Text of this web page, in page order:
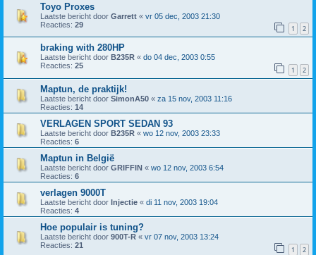
Toyo Proxes
Laatste bericht door Garrett « vr 05 dec, 2003 21:30
Reacties: 29 1 2
braking with 280HP
Laatste bericht door B235R « do 04 dec, 2003 0:55
Reacties: 25 1 2
Maptun, de praktijk!
Laatste bericht door SimonA50 « za 15 nov, 2003 11:16
Reacties: 14
VERLAGEN SPORT SEDAN 93
Laatste bericht door B235R « wo 12 nov, 2003 23:33
Reacties: 6
Maptun in België
Laatste bericht door GRIFFIN « wo 12 nov, 2003 6:54
Reacties: 6
verlagen 9000T
Laatste bericht door Injectie « di 11 nov, 2003 19:04
Reacties: 4
Hoe populair is tuning?
Laatste bericht door 900T-R « vr 07 nov, 2003 13:24
Reacties: 21 1 2